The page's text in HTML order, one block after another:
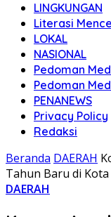
LINGKUNGAN
Literasi
LOKAL
NASIONAL
Pedoman
Pedoman
PENANEWS
Privacy Policy
Redaksi
Beranda DAERAH
Tahun Baru di
DAERAH